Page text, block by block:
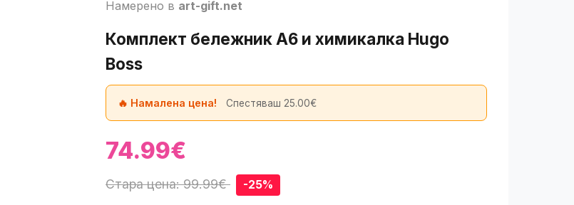
Намерено в art-gift.net
Комплект бележник A6 и химикалка Hugo
Boss
🔥 Намалена цена! Спестяваш 25.00€
74.99€
Стара цена: 99.99€ -25%